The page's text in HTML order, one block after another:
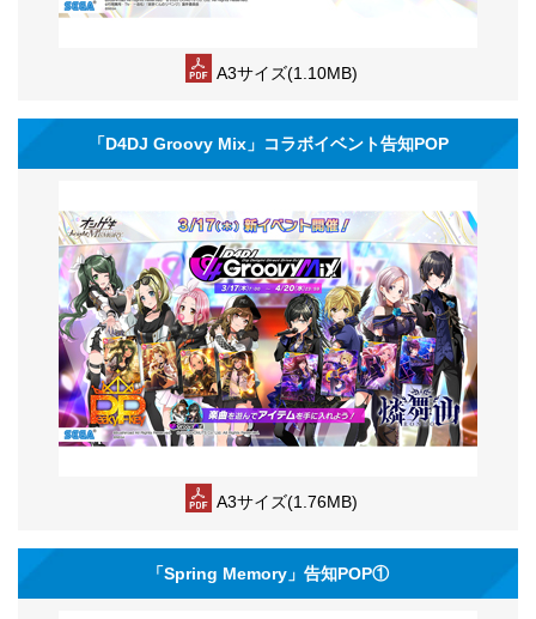
A3サイズ(1.10MB)
「D4DJ Groovy Mix」コラボイベント告知POP
A3サイズ(1.76MB)
「Spring Memory」告知POP①